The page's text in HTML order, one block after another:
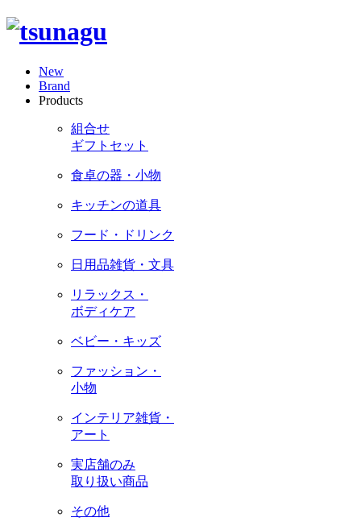
New
Brand
Products
組合せ
ギフトセット
食卓の器・小物
キッチンの道具
フード・ドリンク
日用品雑貨・文具
リラックス・
ボディケア
ベビー・キッズ
ファッション・
小物
インテリア雑貨・
アート
実店舗のみ
取り扱い商品
その他